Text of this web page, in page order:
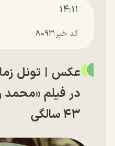
۱۴:۱۱
کد خبر:۸۰۹۳
عکس | تونل
۴۳ سالگی